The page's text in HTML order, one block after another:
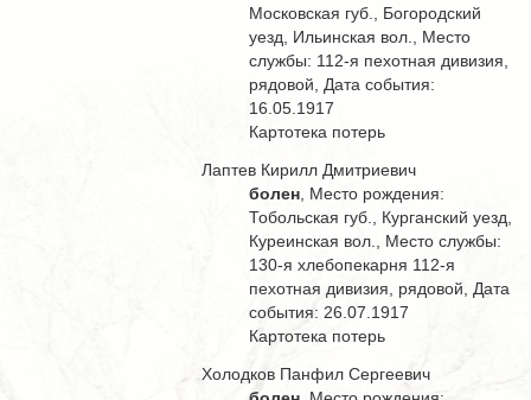
Московская губ., Богородский
уезд, Ильинская вол., Место
службы: 112-я пехотная дивизия,
рядовой, Дата события:
16.05.1917
Картотека потерь
Лаптев Кирилл Дмитриевич
болен , Место рождения:
Тобольская губ., Курганский уезд,
Куреинская вол., Место службы:
130-я хлебопекарня 112-я
пехотная дивизия, рядовой, Дата
события: 26.07.1917
Картотека потерь
Холодков Панфил Сергеевич